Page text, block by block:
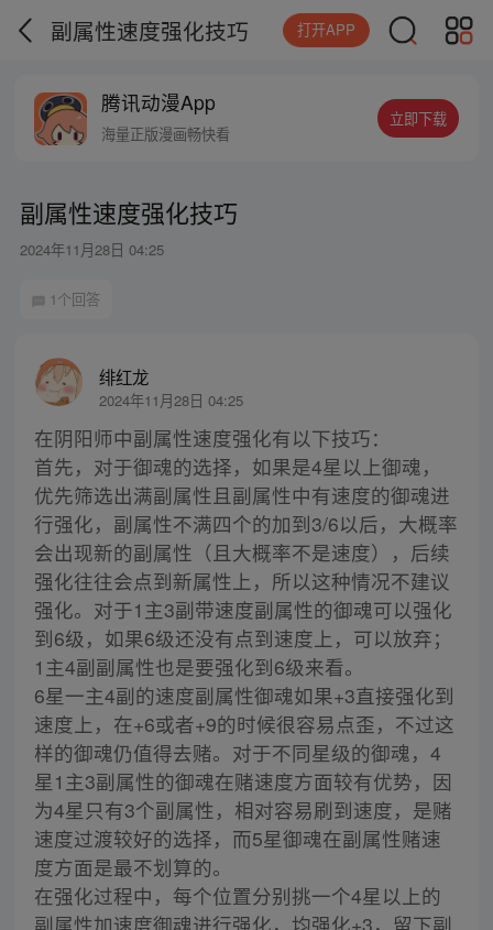
副属性速度强化技巧 打开APP
腾讯动漫App
海量正版漫画畅快看
立即下载
副属性速度强化技巧
2024年11月28日 04:25
1个回答
绯红龙
2024年11月28日 04:25
在阴阳师中副属性速度强化有以下技巧：
首先，对于御魂的选择，如果是4星以上御魂，
优先筛选出满副属性且副属性中有速度的御魂进
行强化，副属性不满四个的加到3/6以后，大概率
会出现新的副属性（且大概率不是速度），后续
强化往往会点到新属性上，所以这种情况不建议
强化。对于1主3副带速度副属性的御魂可以强化
到6级，如果6级还没有点到速度上，可以放弃；
1主4副副属性也是要强化到6级来看。
6星一主4副的速度副属性御魂如果+3直接强化到
速度上，在+6或者+9的时候很容易点歪，不过这
样的御魂仍值得去赌。对于不同星级的御魂，4
星1主3副属性的御魂在赌速度方面较有优势，因
为4星只有3个副属性，相对容易刷到速度，是赌
速度过渡较好的选择，而5星御魂在副属性赌速
度方面是最不划算的。
在强化过程中，每个位置分别挑一个4星以上的
副属性加速度御魂进行强化，均强化+3，留下副